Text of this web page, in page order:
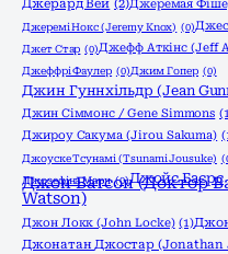
Джерард Вей (2)Джеремая
Джеремі Нокс (Jeremy Knox) (0)
Джет Стар (0)Джефф Аткінс (Jeff
Джеффрі Фаулер (0)Джим Гопер (0)
Джин Гуннхільдр (Jean
Джин Сіммонс / Gene Simmons
Джироу Сакума (Jirou Sakuma)
Джоyске Тсунамі (Tsunami Jousuke)
Джозефіна Марч (0)Джойс Баєрс
Джон Ватсон (Доктор
Watson)
Джон Локк (John Locke) (1)
Джонатан Джостар (Jonathan